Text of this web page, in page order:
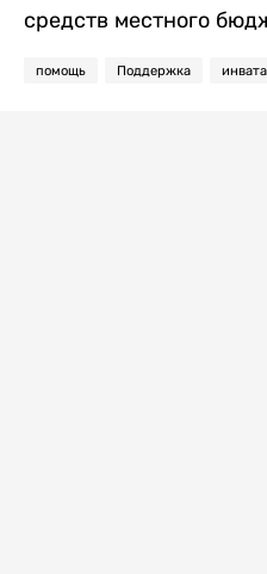
средств местного
помощь Поддержка